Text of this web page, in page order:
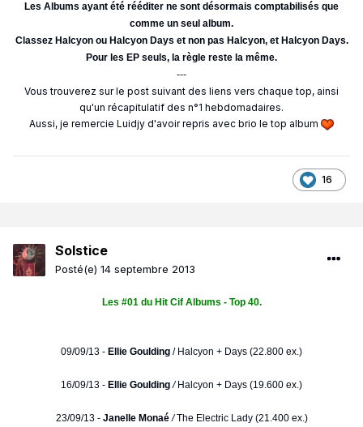
Les Albums ayant été rééditer ne sont désormais comptabilisés que
comme un seul album.
Classez Halcyon ou Halcyon Days et non pas Halcyon, et Halcyon Days.
Pour les EP seuls, la règle reste la même.
---
Vous trouverez sur le post suivant des liens vers chaque top, ainsi
qu'un récapitulatif des n°1 hebdomadaires.
Aussi, je remercie Luidjy d'avoir repris avec brio le top album
16
Solstice
Posté(e) 14 septembre 2013
Les #01 du Hit Cif Albums - Top 40.
09/09/13 - Ellie Goulding / Halcyon + Days (22.800 ex.)
16/09/13 - Ellie Goulding /Halcyon + Days (19.600 ex.)
23/09/13 - Janelle Monaé /The Electric Lady (21.400 ex.)